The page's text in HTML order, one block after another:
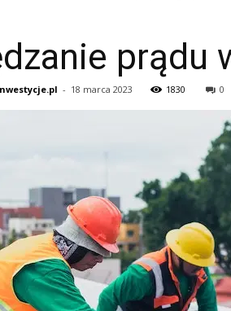
- 18 marca 2023 1830 0